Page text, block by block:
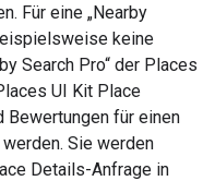
Für eine „Nearby
keine
Search Pro“ der Places
UI Kit Place
für einen
Sie werden
Details-Anfrage in